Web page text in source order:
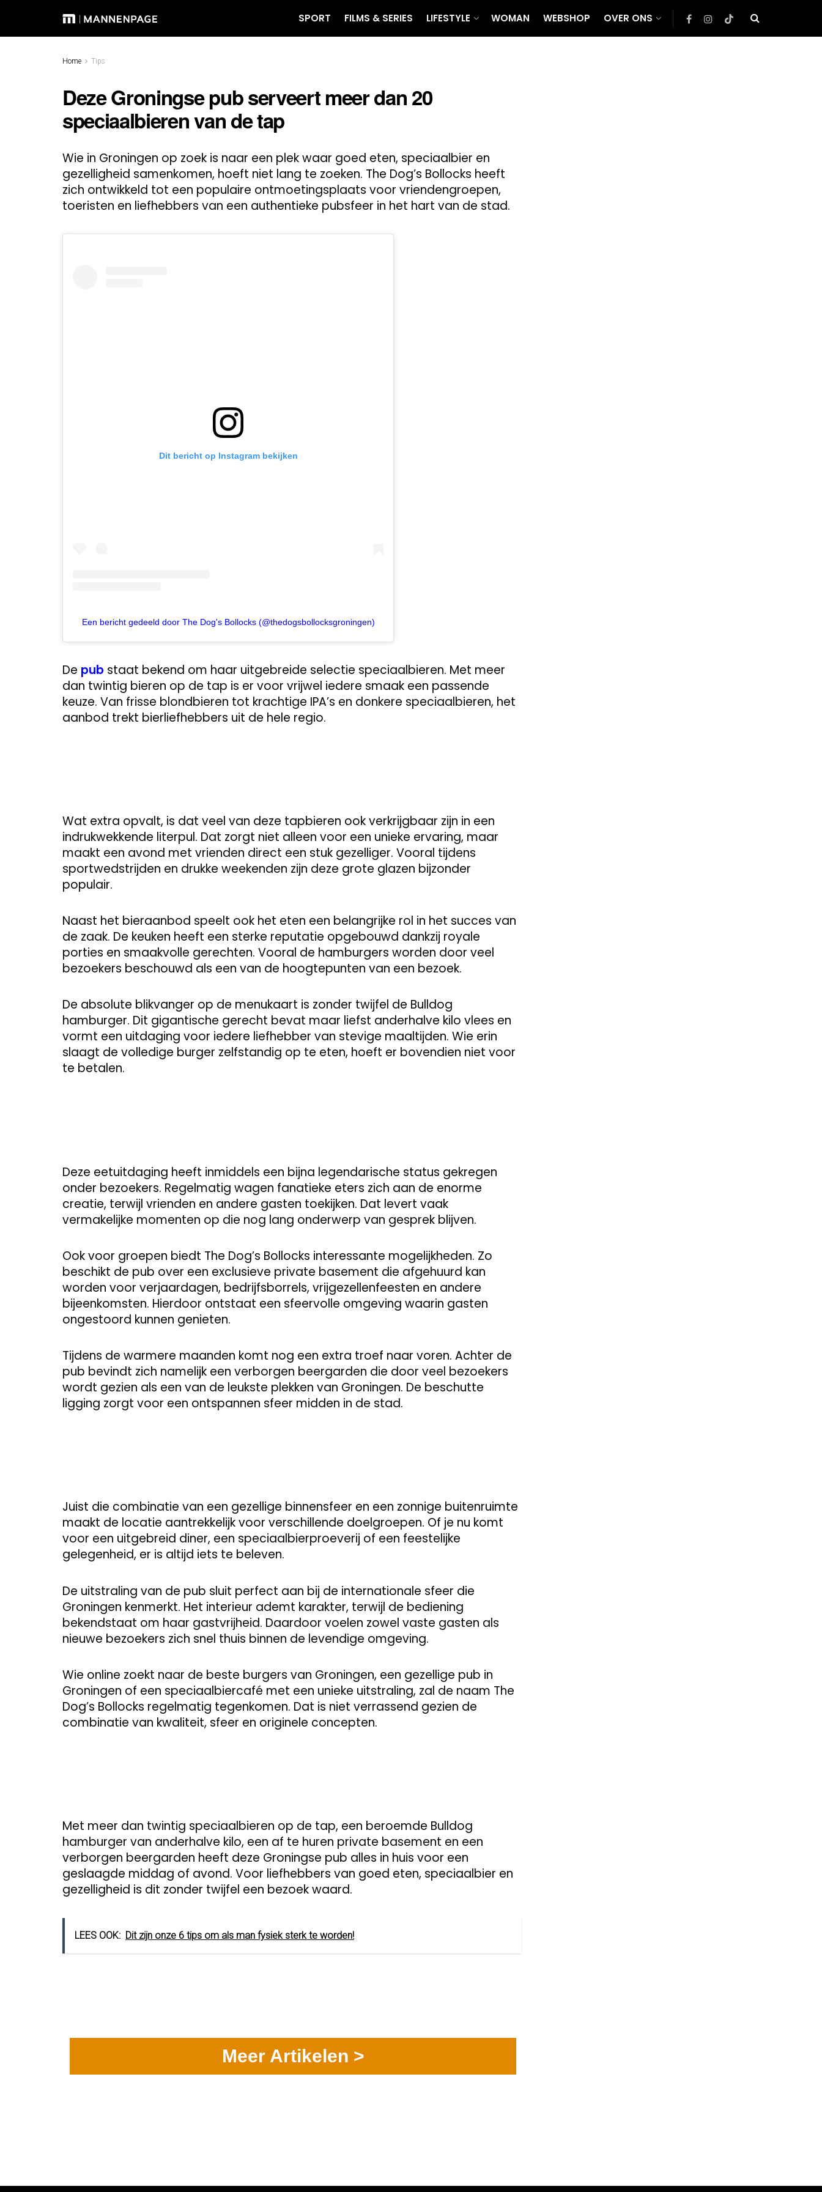
SPORT FILMS & SERIES LIFESTYLE WOMAN WEBSHOP OVER ONS
Home Tips
Deze Groningse pub serveert meer dan 20
speciaalbieren van de tap
Wie in Groningen op zoek is naar een plek waar goed eten, speciaalbier en
gezelligheid samenkomen, hoeft niet lang te zoeken. The Dog’s Bollocks heeft
zich ontwikkeld tot een populaire ontmoetingsplaats voor vriendengroepen,
toeristen en liefhebbers van een authentieke pubsfeer in het hart van de stad.
Dit bericht op Instagram bekijken
Een bericht gedeeld door The Dog's Bollocks (@thedogsbollocksgroningen)
De pub staat bekend om haar uitgebreide selectie speciaalbieren. Met meer
dan twintig bieren op de tap is er voor vrijwel iedere smaak een passende
keuze. Van frisse blondbieren tot krachtige IPA’s en donkere speciaalbieren, het
aanbod trekt bierliefhebbers uit de hele regio.
Wat extra opvalt, is dat veel van deze tapbieren ook verkrijgbaar zijn in een
indrukwekkende literpul. Dat zorgt niet alleen voor een unieke ervaring, maar
maakt een avond met vrienden direct een stuk gezelliger. Vooral tijdens
sportwedstrijden en drukke weekenden zijn deze grote glazen bijzonder
populair.
Naast het bieraanbod speelt ook het eten een belangrijke rol in het succes van
de zaak. De keuken heeft een sterke reputatie opgebouwd dankzij royale
porties en smaakvolle gerechten. Vooral de hamburgers worden door veel
bezoekers beschouwd als een van de hoogtepunten van een bezoek.
De absolute blikvanger op de menukaart is zonder twijfel de Bulldog
hamburger. Dit gigantische gerecht bevat maar liefst anderhalve kilo vlees en
vormt een uitdaging voor iedere liefhebber van stevige maaltijden. Wie erin
slaagt de volledige burger zelfstandig op te eten, hoeft er bovendien niet voor
te betalen.
Deze eetuitdaging heeft inmiddels een bijna legendarische status gekregen
onder bezoekers. Regelmatig wagen fanatieke eters zich aan de enorme
creatie, terwijl vrienden en andere gasten toekijken. Dat levert vaak
vermakelijke momenten op die nog lang onderwerp van gesprek blijven.
Ook voor groepen biedt The Dog’s Bollocks interessante mogelijkheden. Zo
beschikt de pub over een exclusieve private basement die afgehuurd kan
worden voor verjaardagen, bedrijfsborrels, vrijgezellenfeesten en andere
bijeenkomsten. Hierdoor ontstaat een sfeervolle omgeving waarin gasten
ongestoord kunnen genieten.
Tijdens de warmere maanden komt nog een extra troef naar voren. Achter de
pub bevindt zich namelijk een verborgen beergarden die door veel bezoekers
wordt gezien als een van de leukste plekken van Groningen. De beschutte
ligging zorgt voor een ontspannen sfeer midden in de stad.
Juist die combinatie van een gezellige binnensfeer en een zonnige buitenruimte
maakt de locatie aantrekkelijk voor verschillende doelgroepen. Of je nu komt
voor een uitgebreid diner, een speciaalbierproeverij of een feestelijke
gelegenheid, er is altijd iets te beleven.
De uitstraling van de pub sluit perfect aan bij de internationale sfeer die
Groningen kenmerkt. Het interieur ademt karakter, terwijl de bediening
bekendstaat om haar gastvrijheid. Daardoor voelen zowel vaste gasten als
nieuwe bezoekers zich snel thuis binnen de levendige omgeving.
Wie online zoekt naar de beste burgers van Groningen, een gezellige pub in
Groningen of een speciaalbiercafé met een unieke uitstraling, zal de naam The
Dog’s Bollocks regelmatig tegenkomen. Dat is niet verrassend gezien de
combinatie van kwaliteit, sfeer en originele concepten.
Met meer dan twintig speciaalbieren op de tap, een beroemde Bulldog
hamburger van anderhalve kilo, een af te huren private basement en een
verborgen beergarden heeft deze Groningse pub alles in huis voor een
geslaagde middag of avond. Voor liefhebbers van goed eten, speciaalbier en
gezelligheid is dit zonder twijfel een bezoek waard.
LEES OOK: Dit zijn onze 6 tips om als man fysiek sterk te worden!
Meer Artikelen >